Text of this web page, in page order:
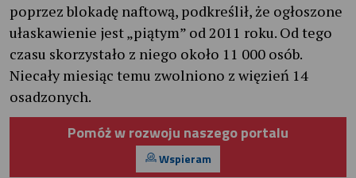
poprzez blokadę naftową, podkreślił, że ogłoszone
ułaskawienie jest „piątym” od 2011 roku. Od tego
czasu skorzystało z niego około 11 000 osób.
Niecały miesiąc temu zwolniono z więzień 14
osadzonych.
Pomóż w rozwoju naszego portalu
Wspieram